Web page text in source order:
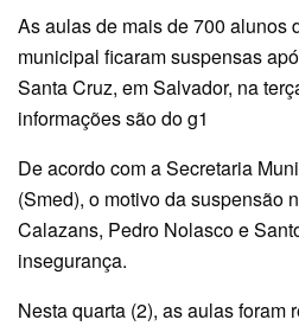
As aulas de mais de 700 alunos
municipal ficaram suspensas
Santa Cruz, em Salvador, na
informações são do g1
De acordo com a Secretaria
(Smed), o motivo da suspensão
Calazans, Pedro Nolasco e
insegurança.
Nesta quarta (2), as aulas foram